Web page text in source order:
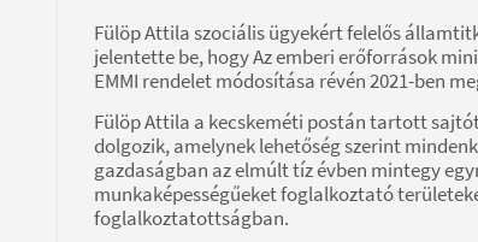
Fülöp Attila szociális ügyekért felelős
jelentette be, hogy Az emberi erőforrások
EMMI rendelet módosítása révén 2021-ben
Fülöp Attila a kecskeméti postán tartott
dolgozik, amelynek lehetőség szerint
gazdaságban az elmúlt tíz évben mintegy
munkaképességűeket foglalkoztató
foglalkoztatottságban.